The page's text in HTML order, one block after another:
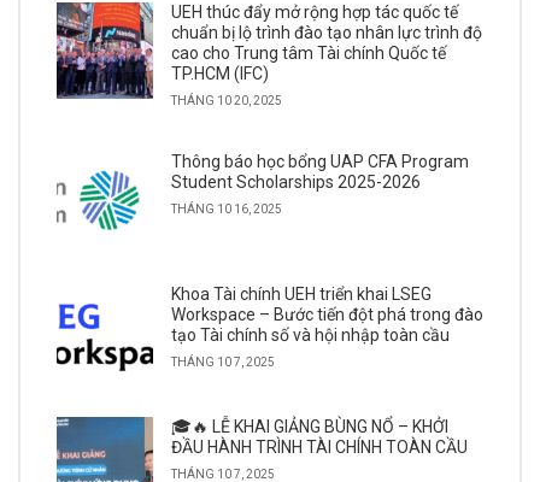
UEH thúc đẩy mở rộng hợp tác quốc tế
chuẩn bị lộ trình đào tạo nhân lực trình độ
cao cho Trung tâm Tài chính Quốc tế
TP.HCM (IFC)
THÁNG 10 20, 2025
Thông báo học bổng UAP CFA Program
Student Scholarships 2025-2026
THÁNG 10 16, 2025
Khoa Tài chính UEH triển khai LSEG
Workspace – Bước tiến đột phá trong đào
tạo Tài chính số và hội nhập toàn cầu
THÁNG 10 7, 2025
🎓🔥 LỄ KHAI GIẢNG BÙNG NỔ – KHỞI
ĐẦU HÀNH TRÌNH TÀI CHÍNH TOÀN CẦU
THÁNG 10 7, 2025